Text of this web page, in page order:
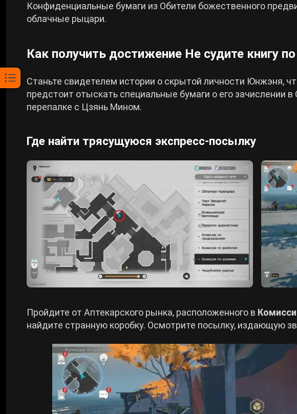
Конфиденциальные бумаги из Обители божественного
облачные рыцари.
Как получить достижение Не судите книгу
Станьте свидетелем истории о скрытой личности Юнжэня,
предстоит отыскать специальные бумаги о его зачислении
перепалке с Цзянь Мином.
Где найти трясущуюся экспресс-посылку
Пройдите от Аптекарского рынка, расположенного в
найдите странную коробку. Осмотрите посылку, издающую